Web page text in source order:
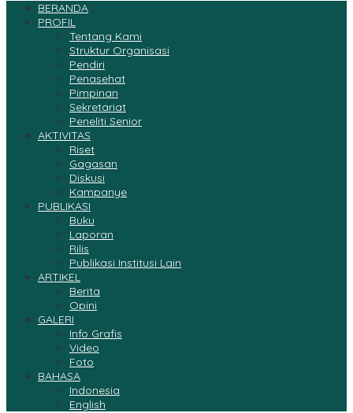
BERANDA
PROFIL
Tentang Kami
Struktur Organisasi
Pendiri
Penasehat
Pimpinan
Sekretariat
Peneliti Senior
AKTIVITAS
Riset
Gagasan
Diskusi
Kampanye
PUBLIKASI
Buku
Laporan
Rilis
Publikasi Institusi Lain
ARTIKEL
Berita
Opini
GALERI
Info Grafis
Video
Foto
BAHASA
Indonesia
English